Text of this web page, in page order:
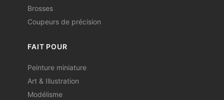
Brosses
Coupeurs de précision
FAIT POUR
Peinture miniature
Art & Illustration
Modélisme